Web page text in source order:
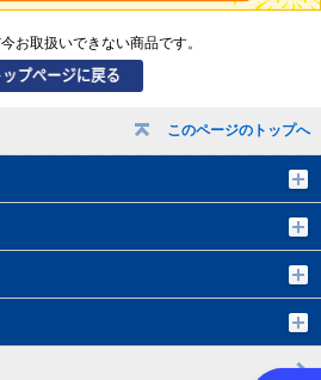
このページのトップへ
お取扱いできない商品です。